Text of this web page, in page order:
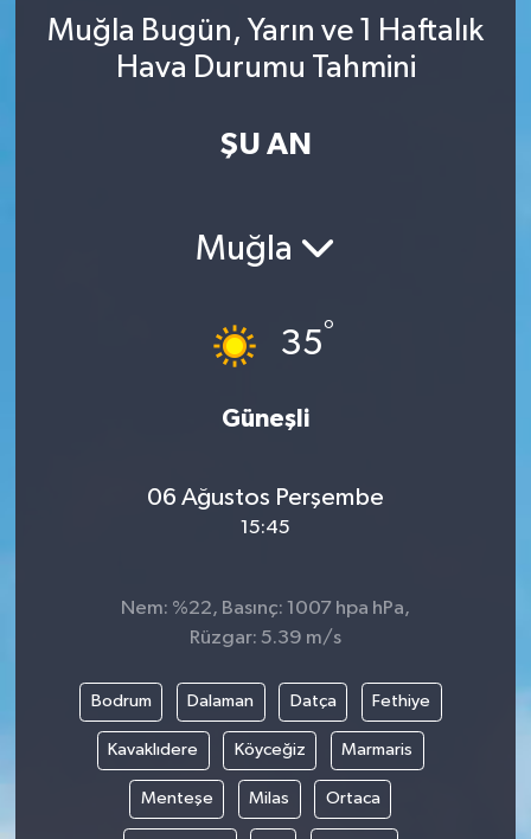
Muğla Bugün, Yarın ve 1 Haftalık
Hava Durumu Tahmini
ŞU AN
Muğla
35°
Güneşli
06 Ağustos Perşembe
15:45
Nem: %22, Basınç: 1007 hpa hPa,
Rüzgar: 5.39 m/s
Bodrum Dalaman Datça Fethiye
Kavaklıdere Köyceğiz Marmaris
Menteşe Milas Ortaca
YAŞAM